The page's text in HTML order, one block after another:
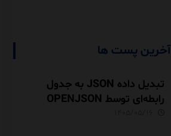
آخرین پست ها
تبدیل داده JSON به جدول
رابطه‌ای توسط OPENJSON